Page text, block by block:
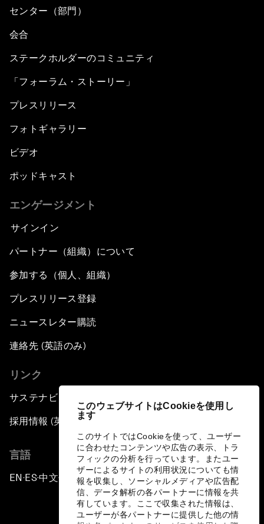
このウェブサイトはCookieを使用し
ます
このサイトではCookieを使って、ユーザー
に合わせたコンテンツや広告の表示、トラ
フィックの分析を行っています。またユー
ザーによるサイトの利用状況についても情
報を収集し、ソーシャルメディアや広告配
信、データ解析の各パートナーに情報を共
有しています。ここで収集された情報は、
ユーザーが各パートナーに提供した他の情
センター（部門）
会合
ステークホルダーのコミュニティ
「フォーラム・ストーリー」
プレスリリース
フォトギャラリー
ビデオ
ポッドキャスト
エンゲージメント
サインイン
パートナー（組織）について
参加する（個人、組織）
プレスリリース登録
ニュースレター購読
連絡先 (英語のみ)
リンク
サステナビリティへの取り組み
採用情報 (英語のみ)
言語
EN ▪ ES▪中文▪ 日本語